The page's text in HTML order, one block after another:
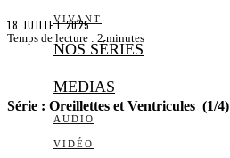
VIVANT
NOS SÉRIES
MEDIAS
AUDIO
VIDÉO
18 JUILLET 2025
Temps de lecture : 2 minutes
Série : Oreillettes et Ventricules (1/4)